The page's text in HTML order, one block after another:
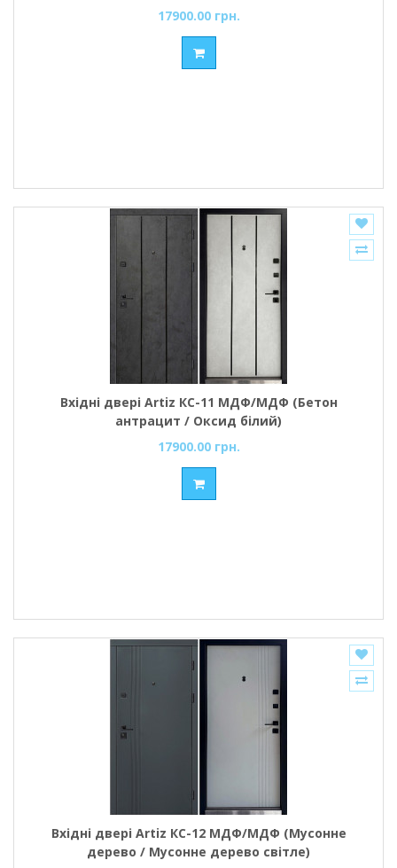
17900.00 грн.
Вхідні двері Artiz КС-11 МДФ/МДФ (Бетон
антрацит / Оксид білий)
17900.00 грн.
Вхідні двері Artiz КС-12 МДФ/МДФ (Мусонне
дерево / Мусонне дерево світле)